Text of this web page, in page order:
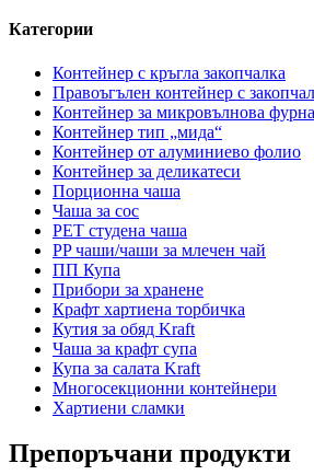
Категории
Контейнер с кръгла закопчалка
Правоъгълен контейнер с
Контейнер за микровълнова фурна
Контейнер тип „мида“
Контейнер от алуминиево фолио
Контейнер за деликатеси
Порционна чаша
Чаша за сос
PET студена чаша
PP чаши/чаши за млечен чай
ПП Купа
Прибори за хранене
Крафт хартиена торбичка
Кутия за обяд Kraft
Чаша за крафт супа
Купа за салата Kraft
Многосекционни контейнери
Хартиени сламки
Препоръчани продукти